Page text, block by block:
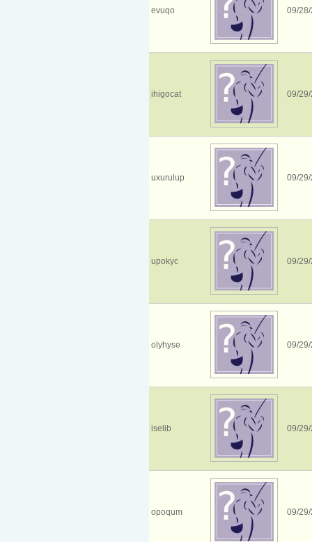
evuqo 09/
ihigocat 09/
uxurulup 09/
upokyc 09/
olyhyse 09/
iselib 09/
opoqum 09/